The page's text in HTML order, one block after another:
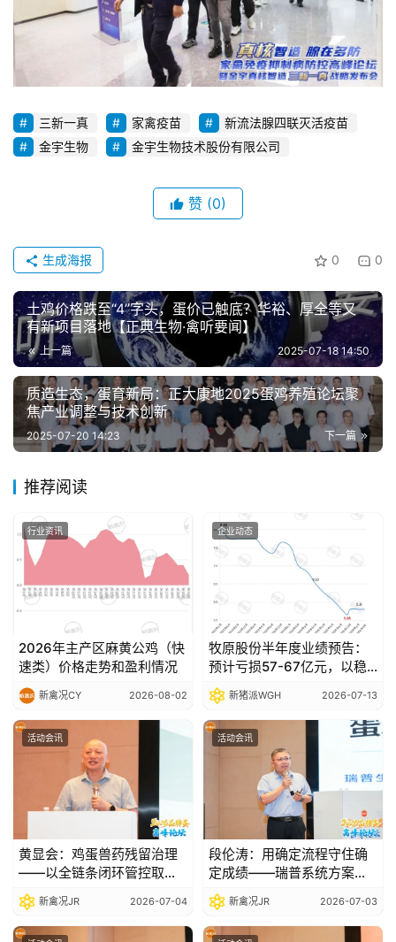
三新一真 家禽疫苗
新流法腺四联灭活疫苗
金宇生物
金宇生物技术股份有限公司
赞 (0)
0 0
生成海报
土鸡价格跌至“4”字头，蛋价已触底？华裕、厚全等又
有新项目落地【正典生物·禽听要闻】
上一篇 2025-07-18 14:50
质造生态，蛋育新局：正大康地2025蛋鸡养殖论坛聚
焦产业调整与技术创新
下一篇
2025-07-20 14:23
推荐阅读
行业资讯
2026年主产区麻黄公鸡（快
速类）价格走势和盈利情况
新禽况CY 2026-08-02
企业动态
牧原股份半年度业绩预告：
预计亏损57-67亿元，以稳
健经营穿越行业波动
新猪派WGH 2026-07-13
活动会讯
黄显会：鸡蛋兽药残留治理
——以全链条闭环管控取代
事后检测补救|2026品牌蛋
高峰论坛
新禽况JR 2026-07-04
活动会讯
段伦涛：用确定流程守住确
定成绩——瑞普系统方案破
解死淘失控、产蛋不稳、药
残检出三大痛点|2026品牌
蛋高峰论坛
新禽况JR 2026-07-03